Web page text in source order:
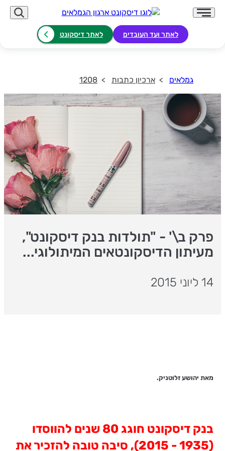
לאתר ועד העובדים לאתר דיסקונט
גמלאים ארכיון כתבות 1208
פרק ב\' - "תולדות בנק דיסקונט",
מעיתון הדיסקונטאים המיתולוגי...
14 ליוני 2015
מאת יהושע זלוטניק.
בנק דיסקונט חוגג 80 שנים להווסדו
(1935 - 2015), סיבה טובה להזכיר את